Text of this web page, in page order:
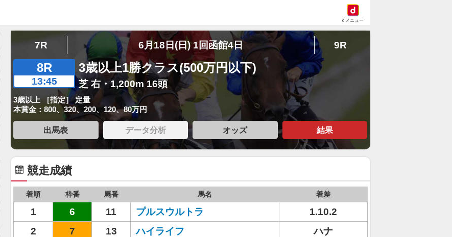
dメニュー
7R 6月18日(日) 1回函館4日 9R
8R
13:45
3歳以上1勝クラス(500万円以下)
芝 右・1,200m 16頭
3歳以上 ［指定］ 定量
本賞金：800、320、200、120、80万円
出馬表 データ分析 オッズ 結果
競走成績
着順 枠番 馬番 馬名 着差
1 6 11 プルスウルトラ
1.10.2
2
7 13 ハイライフ
ハナ